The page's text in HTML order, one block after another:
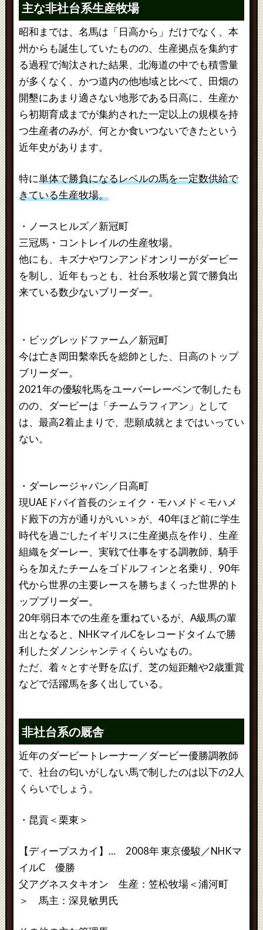
主な非社台系生産牧場
昭和までは、名馬は「日高から」だけでなく、本
州からも誕生していたものの、生産拠点を集約す
る過程で淘汰された結果、北海道の中でも積雪量
が多くなく、かつ道内の他地域と比べて、田畑の
開墾にあまり適さない地形である日高に、生産か
ら初期育成までが集約された一定以上の規模を持
つ生産者のみが、何とか食いつないできたという
近年史があります。
特に単体で勝負になるレベルの馬を一定数供給で
きている生産牧場。
・ノースヒルズ／新冠町
三冠馬・コントレイルの生産牧場。
他にも、キズナやワンアンドオンリーがダービー
を制し、近年もっとも、社台系牧場と質で勝負出
来ている数少ないブリーダー。
・ビッグレッドファーム／新冠町
今は亡き岡田繫幸氏を総帥とした、日高のトップ
ブリーダー。
2021年の優駿牝馬をユーバーレーベンで制したも
のの、ダービーは「チームラフィアン」として
は、最高2着止まりで、悲願成就とまではいってい
ない。
・ダーレージャパン／日高町
現UAEドバイ首長のシェイク・モハメド＜モハメ
ド殿下の方が通りがいい＞が、40年ほど前に学生
時代を過ごしたイギリスに生産拠点を作り、生産
組織をダーレー、実戦で仕事をする調教師、騎手
らを加えたチームをゴドルフィンと名乗り、90年
代から世界の主要レースを勝ちまくった世界的ト
ップブリーダー。
20年弱日本での生産を重ねているが、A級馬の輩
出となると、NHKマイルCをレコードタイムで勝
利したダノンシャンティくらいなもの。
ただ、着々とすそ野を広げ、芝の短距離や2歳重賞
などで活躍馬を多く出している。
非社台系の厩舎
近年のダービートレーナー／ダービー優勝調教師
で、社台の匂いがしない馬で制したのは以下の2人
くらいでしょう。
・昆貢＜栗東＞
【ディープスカイ】… 2008年 東京優駿／NHKマ
イルC 優勝
父アグネスタキオン 生産：笠松牧場＜浦河町
＞ 馬主：深見敏男氏